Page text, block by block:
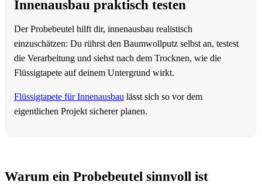
Innenausbau praktisch testen
Der Probebeutel hilft dir, innenausbau realistisch
einzuschätzen: Du rührst den Baumwollputz selbst an, testest
die Verarbeitung und siehst nach dem Trocknen, wie die
Flüssigtapete auf deinem Untergrund wirkt.
Flüssigtapete für Innenausbau lässt sich so vor dem
eigentlichen Projekt sicherer planen.
Warum ein Probebeutel sinnvoll ist